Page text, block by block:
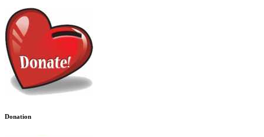
Donation